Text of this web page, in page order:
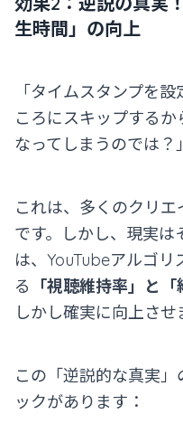
生時間」の向上
「タイムスタンプを
ころにスキップする
なってしまうのでは？」
これは、多くのクリ
です。しかし、現実は
は、YouTubeアルゴ
る
「視聴維持率」と「
しかし確実に向上させ
この「逆説的な真実
ックがあります：